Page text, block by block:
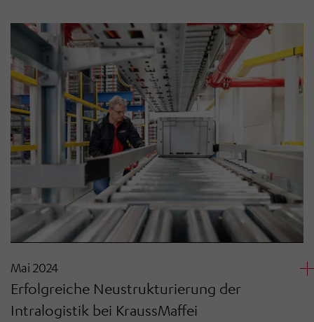
Mai 2024
Erfolgreiche Neustrukturierung der
Intralogistik bei KraussMaffei